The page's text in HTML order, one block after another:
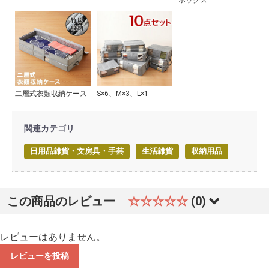
二層式衣類収納ケース S×6、M×3、L×1
関連カテゴリ
日用品雑貨・文房具・手芸 生活雑貨 収納用品
この商品のレビュー ☆☆☆☆☆ (0)
レビューはありません。
レビューを投稿